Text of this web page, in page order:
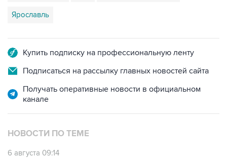
Ярославль
Купить подписку на профессиональную ленту
Подписаться на рассылку главных новостей сайта
Получать оперативные новости в официальном
канале
НОВОСТИ ПО ТЕМЕ
6 августа 09:14